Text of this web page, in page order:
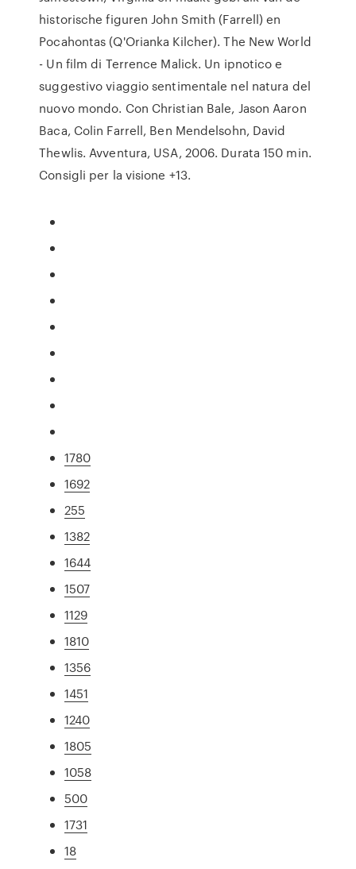
historische figuren John Smith (Farrell) en
Pocahontas (Q'Orianka Kilcher). The New World
- Un film di Terrence Malick. Un ipnotico e
suggestivo viaggio sentimentale nel natura del
nuovo mondo. Con Christian Bale, Jason Aaron
Baca, Colin Farrell, Ben Mendelsohn, David
Thewlis. Avventura, USA, 2006. Durata 150 min.
Consigli per la visione +13.
1780
1692
255
1382
1644
1507
1129
1810
1356
1451
1240
1805
1058
500
1731
18